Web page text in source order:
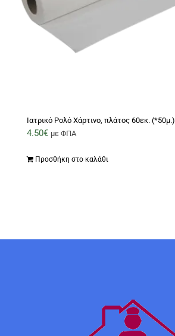
Ιατρικό Ρολό Χάρτινο, πλάτος 60εκ. (*50μ.)
4.50€ με ΦΠΑ
Προσθήκη στο καλάθι